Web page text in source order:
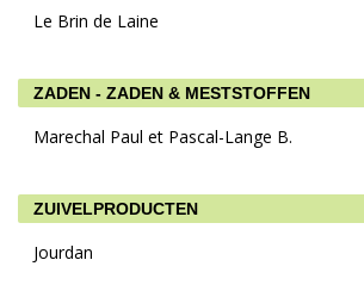
Le Brin de Laine
ZADEN - ZADEN & MESTSTOFFEN
Marechal Paul et Pascal-Lange B.
ZUIVELPRODUCTEN
Jourdan